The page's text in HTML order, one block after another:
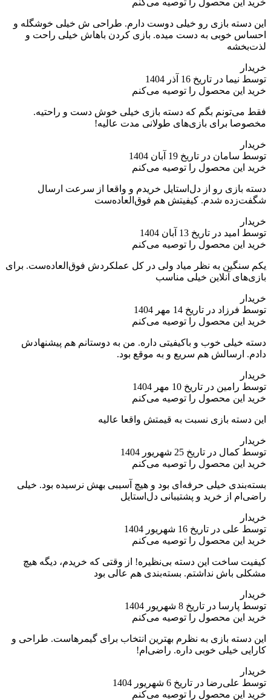
این دسته بازی رو خیلی دوست دارم. طراحی ش خیلی خوشگله و
احساس خوبی به دست میده. بازی کردن باهاش خیلی راحت و
لذت‌بخشه
خریدار
توسط نیما در تاریخ 16 آذر 1404
خرید این محصول را توصیه می‌کنم
فقط می‌تونم بگم که دسته بازی خیلی خوش دست و راحتیه.
مخصوصا برای بازی‌های طولانی مدت عالیه!
خریدار
توسط سامان در تاریخ 19 آبان 1404
خرید این محصول را توصیه می‌کنم
دسته بازی رو از دل‌استایل خریدم و واقعا از سرعت ارسال
شگفت‌زده شدم. کیفیتش هم فوق‌العاده‌ست
خریدار
توسط امید در تاریخ 13 آبان 1404
خرید این محصول را توصیه می‌کنم
یکم سنگین به نظر میاد ولی در کل عملکردش فوق‌العاده‌ست. برای
بازی‌های آنلاین خیلی مناسب
خریدار
توسط فرزاد در تاریخ 14 مهر 1404
خرید این محصول را توصیه می‌کنم
دسته خیلی خوب و باکیفیتی داره. من به دوستانم هم پیشنهادش
دادم. ارسالش هم سریع و به موقع بود.
خریدار
توسط رامین در تاریخ 10 مهر 1404
خرید این محصول را توصیه می‌کنم
این دسته بازی نسبت به قیمتش واقعا عالیه
خریدار
توسط کمال در تاریخ 25 شهریور 1404
خرید این محصول را توصیه می‌کنم
بسته‌بندی خیلی حرفه‌ای بود و هیچ آسیبی بهش نرسیده بود. خیلی
راضی‌ام از خرید و پشتیبانی دل‌استایل
خریدار
توسط علی در تاریخ 16 شهریور 1404
خرید این محصول را توصیه می‌کنم
کیفیت ساخت این دسته بی‌نظیره! از وقتی که خریدم، دیگه هیچ
مشکلی باش نداشتم. بسته‌بندی هم عالی بود
خریدار
توسط پارسا در تاریخ 8 شهریور 1404
خرید این محصول را توصیه می‌کنم
این دسته بازی به نظرم بهترین انتخاب برای گیمرهاست. طراحی و
کارایی خیلی خوبی داره. راضی‌ام!
خریدار
توسط علی‌رضا در تاریخ 6 شهریور 1404
خرید این محصول را توصیه می‌کنم